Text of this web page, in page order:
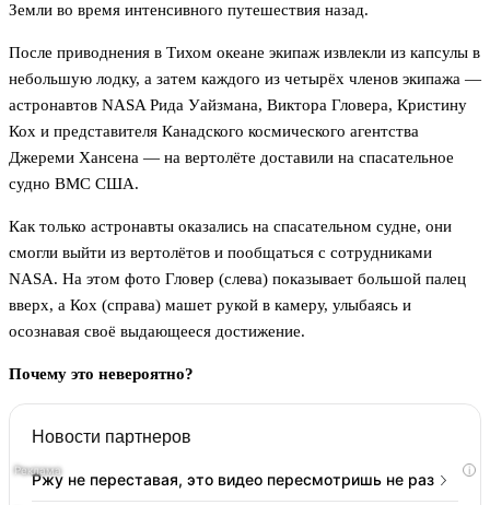
Земли во время интенсивного путешествия назад.
После приводнения в Тихом океане экипаж извлекли из капсулы в
небольшую лодку, а затем каждого из четырёх членов экипажа —
астронавтов NASA Рида Уайзмана, Виктора Гловера, Кристину
Кох и представителя Канадского космического агентства
Джереми Хансена — на вертолёте доставили на спасательное
судно ВМС США.
Как только астронавты оказались на спасательном судне, они
смогли выйти из вертолётов и пообщаться с сотрудниками
NASA. На этом фото Гловер (слева) показывает большой палец
вверх, а Кох (справа) машет рукой в камеру, улыбаясь и
осознавая своё выдающееся достижение.
Почему это невероятно?
Новости партнеров
i
Ржу не переставая, это видео пересмотришь не раз